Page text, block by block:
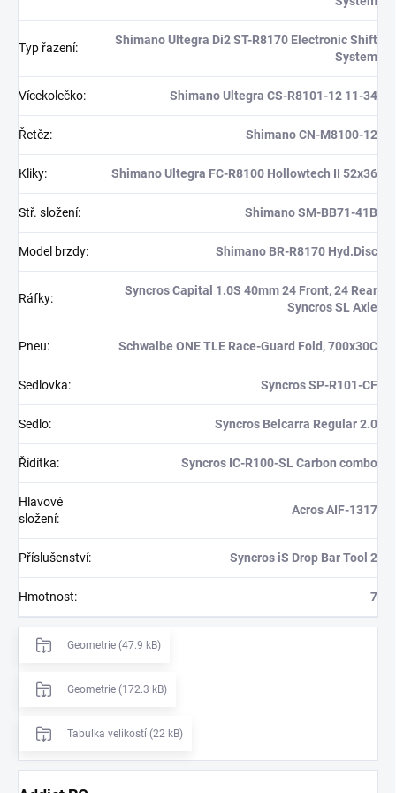
Typ řazení:
Shimano Ultegra Di2 ST-R8170 Electronic Shift
System
Vícekolečko: Shimano Ultegra CS-R8101-12 11-34
Řetěz: Shimano CN-M8100-12
Kliky: Shimano Ultegra FC-R8100 Hollowtech II 52x36
Stř. složení: Shimano SM-BB71-41B
Model brzdy: Shimano BR-R8170 Hyd.Disc
Ráfky:
Syncros Capital 1.0S 40mm 24 Front, 24 Rear
Syncros SL Axle
Pneu: Schwalbe ONE TLE Race-Guard Fold, 700x30C
Sedlovka: Syncros SP-R101-CF
Sedlo: Syncros Belcarra Regular 2.0
Řídítka: Syncros IC-R100-SL Carbon combo
Hlavové
složení:
Acros AIF-1317
Příslušenství: Syncros iS Drop Bar Tool 2
Hmotnost: 7
Geometrie (47.9 kB)
Geometrie (172.3 kB)
Tabulka velikostí (22 kB)